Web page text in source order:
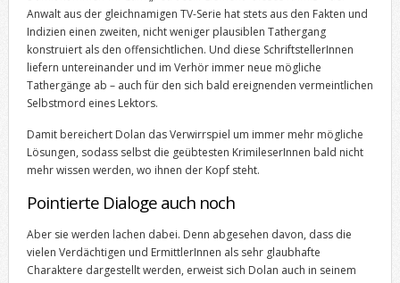
Anwalt aus der gleichnamigen TV-Serie hat stets aus den Fakten und
Indizien einen zweiten, nicht weniger plausiblen Tathergang
konstruiert als den offensichtlichen. Und diese SchriftstellerInnen
liefern untereinander und im Verhör immer neue mögliche
Tathergänge ab – auch für den sich bald ereignenden vermeintlichen
Selbstmord eines Lektors.
Damit bereichert Dolan das Verwirrspiel um immer mehr mögliche
Lösungen, sodass selbst die geübtesten KrimileserInnen bald nicht
mehr wissen werden, wo ihnen der Kopf steht.
Pointierte Dialoge auch noch
Aber sie werden lachen dabei. Denn abgesehen davon, dass die
vielen Verdächtigen und ErmittlerInnen als sehr glaubhafte
Charaktere dargestellt werden, erweist sich Dolan auch in seinem